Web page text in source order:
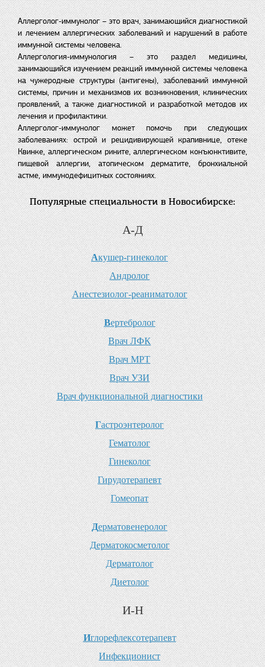
Аллерголог-иммунолог – это врач, занимающийся диагностикой
и лечением аллергических заболеваний и нарушений в работе
иммунной системы человека.
Аллергология-иммунология – это раздел медицины,
занимающийся изучением реакций иммунной системы человека
на чужеродные структуры (антигены), заболеваний иммунной
системы, причин и механизмов их возникновения, клинических
проявлений, а также диагностикой и разработкой методов их
лечения и профилактики.
Аллерголог-иммунолог может помочь при следующих
заболеваниях: острой и рецидивирующей крапивнице, отеке
Квинке, аллергическом рините, аллергическом конъюнктивите,
пищевой аллергии, атопическом дерматите, бронхиальной
астме, иммунодефицитных состояниях.
Популярные специальности в Новосибирске:
А-Д
Акушер-гинеколог
Андролог
Анестезиолог-реаниматолог
Вертебролог
Врач ЛФК
Врач МРТ
Врач УЗИ
Врач функциональной диагностики
Гастроэнтеролог
Гематолог
Гинеколог
Гирудотерапевт
Гомеопат
Дерматовенеролог
Дерматокосметолог
Дерматолог
Диетолог
И-Н
Иглорефлексотерапевт
Инфекционист